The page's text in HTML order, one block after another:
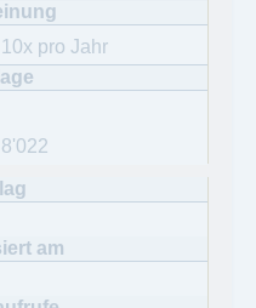
10x pro Jahr
8'022